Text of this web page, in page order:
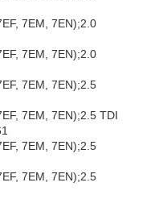
7EM, 7EN);2.0
7EM, 7EN);2.0
7EM, 7EN);2.5
7EM, 7EN);2.5 TDI
7EM, 7EN);2.5
7EM, 7EN);2.5